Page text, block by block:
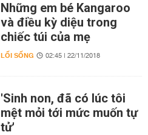
Những em bé Kangaroo
và điều kỳ diệu trong
chiếc túi của mẹ
LỐI SỐNG 02:45 | 22/11/2018
'Sinh non, đã có lúc tôi
mệt mỏi tới mức muốn tự
tử'